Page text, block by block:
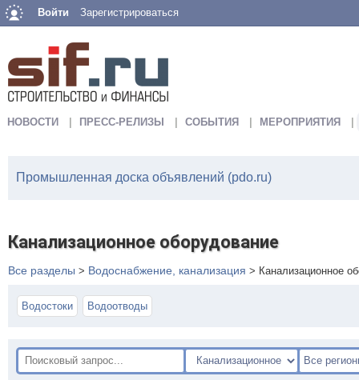
Войти Зарегистрироваться
НОВОСТИ ПРЕСС-РЕЛИЗЫ СОБЫТИЯ МЕРОПРИЯТИЯ
Промышленная доска объявлений (pdo.ru)
Канализационное оборудование
Все разделы > Водоснабжение, канализация > Канализационное
Водостоки Водоотводы